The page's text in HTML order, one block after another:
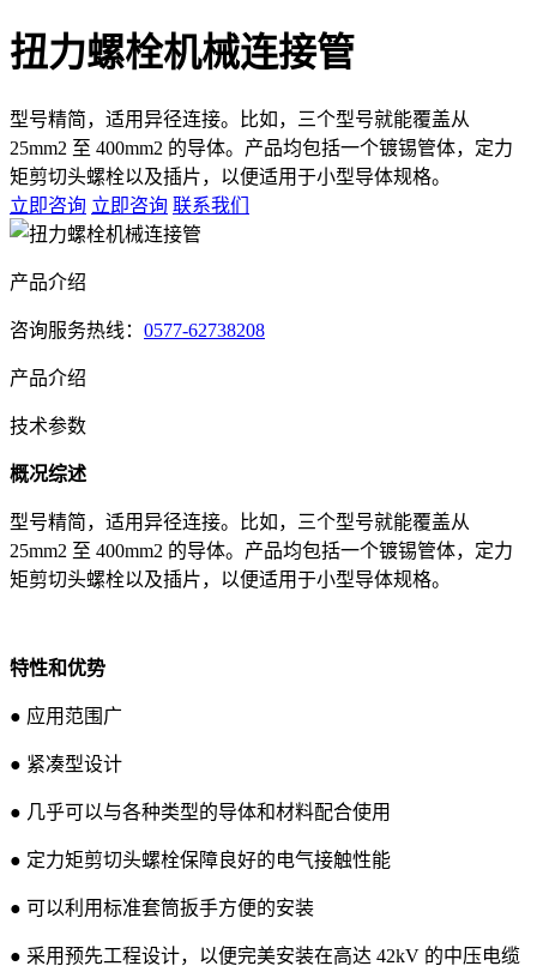
扭力螺栓机械连接管
型号精简，适用异径连接。比如，三个型号就能覆盖从
25mm2 至 400mm2 的导体。产品均包括一个镀锡管体，定力
矩剪切头螺栓以及插片，以便适用于小型导体规格。
立即咨询 立即咨询 联系我们
产品介绍
咨询服务热线： 0577-62738208
产品介绍
技术参数
概况综述
型号精简，适用异径连接。比如，三个型号就能覆盖从
25mm2 至 400mm2 的导体。产品均包括一个镀锡管体，定力
矩剪切头螺栓以及插片，以便适用于小型导体规格。
特性和优势
● 应用范围广
● 紧凑型设计
● 几乎可以与各种类型的导体和材料配合使用
● 定力矩剪切头螺栓保障良好的电气接触性能
● 可以利用标准套筒扳手方便的安装
● 采用预先工程设计，以便完美安装在高达 42kV 的中压电缆